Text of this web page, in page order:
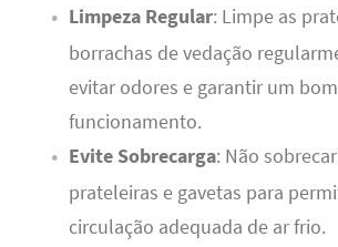
Limpeza Regular: Limpe as
borrachas de vedação
evitar odores e garantir um bom
funcionamento.
Evite Sobrecarga: Não
prateleiras e gavetas para
circulação adequada de ar frio.